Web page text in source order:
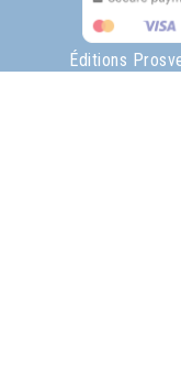
Éditions